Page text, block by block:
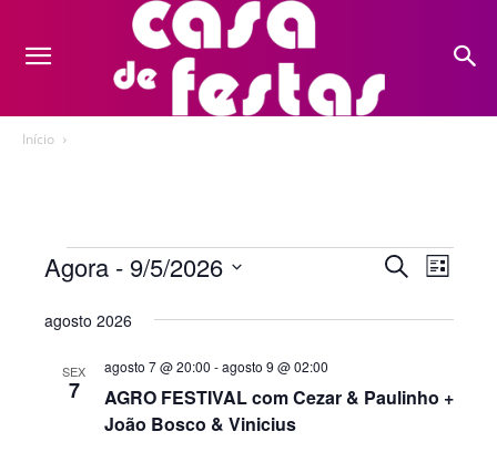
Início
Eventos
e
de
Procurar
Lista
Agora - 9/5/2026
a
agosto 2026
SEX
7
agosto 7 @ 20:00 -agosto 9 @ 02:00
AGRO FESTIVAL com Cezar & Paulinho +
João Bosco & Vinicius